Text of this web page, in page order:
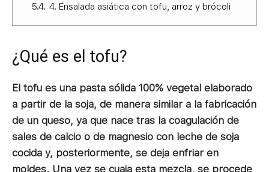
5.4. 4. Ensalada asiática con tofu, arroz y brócoli
¿Qué es el tofu?
El tofu es una pasta sólida 100% vegetal elaborado
a partir de la soja, de manera similar a la fabricación
de un queso, ya que nace tras la coagulación de
sales de calcio o de magnesio con leche de soja
cocida y, posteriormente, se deja enfriar en
moldes. Una vez se cuaja esta mezcla, se procede